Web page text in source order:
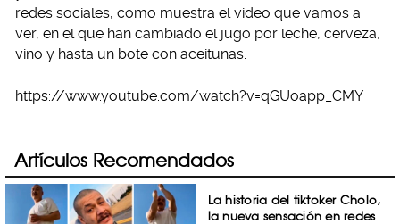
redes sociales, como muestra el video que vamos a
ver, en el que han cambiado el jugo por leche, cerveza,
vino y hasta un bote con aceitunas.
https://www.youtube.com/watch?v=qGUoapp_CMY
Artículos Recomendados
La historia del tiktoker Cholo,
la nueva sensación en redes